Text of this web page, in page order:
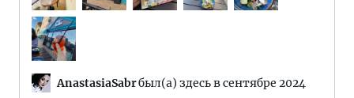
AnastasiaSabrбыл(а) здесь в сентябре 2024